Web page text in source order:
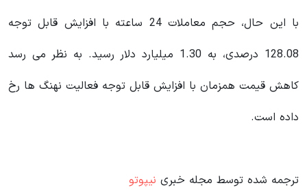
با این حال، حجم معاملات 24 ساعته با افزایش قابل توجه
128.08 درصدی، به 1.30 میلیارد دلار رسید. به نظر می رسد
کاهش قیمت همزمان با افزایش قابل توجه فعالیت نهنگ ها رخ
داده است.
ترجمه شده توسط مجله خبری نیپوتو